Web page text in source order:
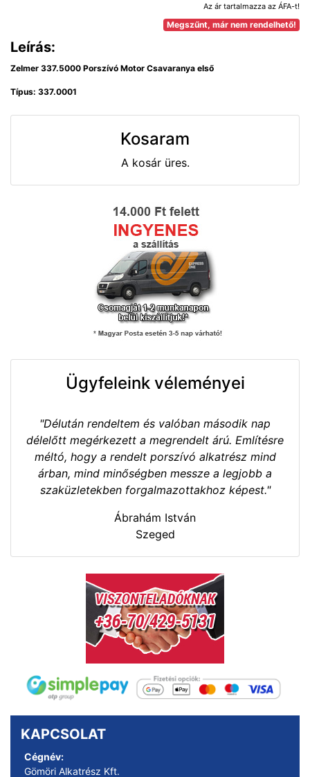
Az ár tartalmazza az ÁFA-t!
Megszűnt, már nem rendelhető!
Leírás:
Zelmer 337.5000 Porszívó Motor Csavaranya első
Típus: 337.0001
Kosaram
A kosár üres.
Ügyfeleink véleményei
"Délután rendeltem és valóban második nap
délelőtt megérkezett a megrendelt árú. Említésre
méltó, hogy a rendelt porszívó alkatrész mind
árban, mind minőségben messze a legjobb a
szaküzletekben forgalmazottakhoz képest."
Ábrahám István
Szeged
KAPCSOLAT
Cégnév:
Gömöri Alkatrész Kft.